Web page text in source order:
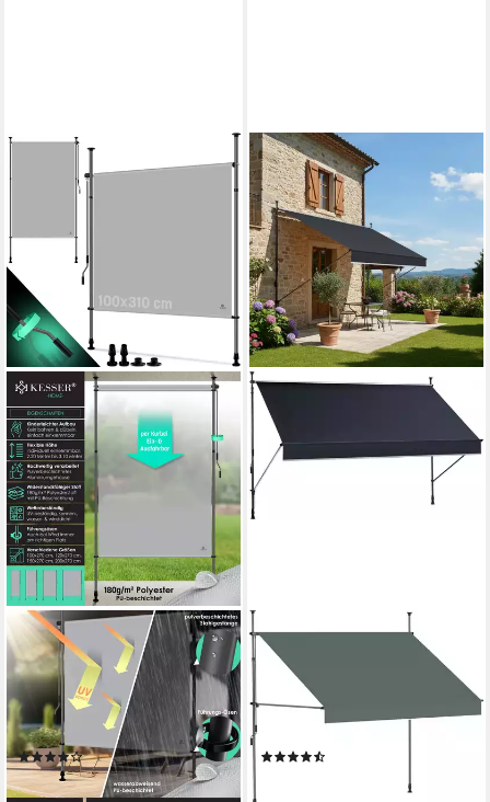
KESSER
Senkrechtmarkise
Klemmmarkise Ausziehbar
Blickdicht Vertikal Markise mit
Handkurbel
(23)
ab 59,80 €
KONIFERA
Klemmmarkise Torrox mit
LED-Lichtstreifen
Breite/Ausfall: 250/150 cm,